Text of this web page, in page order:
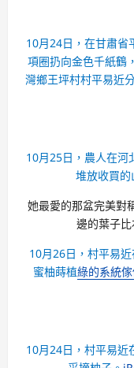
10月24日，在甘肅省
項圈扔向金色千紙鶴
灣鄉王坪村村平易近
10月25日，農人在河
堆放收買的
她最愛的那盆完美對
邊的葉子比
10月26日，村平易
蜜柚蒔植綠的系統
10月24日，村平易近